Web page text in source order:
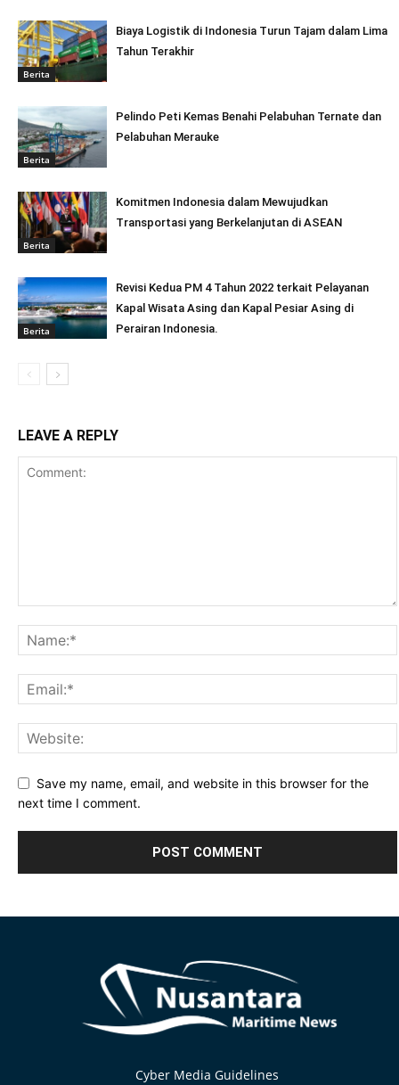
Berita
Biaya Logistik di Indonesia Turun Tajam dalam Lima
Tahun Terakhir
Berita
Pelindo Peti Kemas Benahi Pelabuhan Ternate dan
Pelabuhan Merauke
Berita
Komitmen Indonesia dalam Mewujudkan
Transportasi yang Berkelanjutan di ASEAN
Berita
Revisi Kedua PM 4 Tahun 2022 terkait Pelayanan
Kapal Wisata Asing dan Kapal Pesiar Asing di
Perairan Indonesia.
LEAVE A REPLY
Save my name, email, and website in this browser for the
next time I comment.
Cyber Media Guidelines